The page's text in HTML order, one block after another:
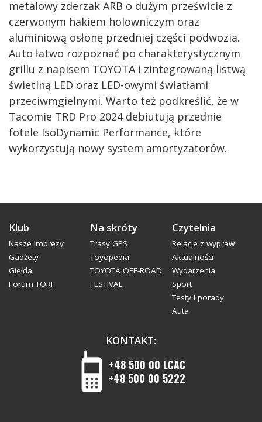
metalowy zderzak ARB o dużym prześwicie z
czerwonym hakiem holowniczym oraz
aluminiową osłonę przedniej części podwozia.
Auto łatwo rozpoznać po charakterystycznym
grillu z napisem TOYOTA i zintegrowaną listwą
świetlną LED oraz LED-owymi światłami
przeciwmgielnymi. Warto też podkreślić, że w
Tacomie TRD Pro 2024 debiutują przednie
fotele IsoDynamic Performance, które
wykorzystują nowy system amortyzatorów.
Klub
Nasze Imprezy
Gadżety
Giełda
Forum TORF
Na skróty
Trasy GPS
Toyopedia
TOYOTA OFF-ROAD
FESTIVAL
Czytelnia
Relacje z wypraw
Aktualności
Wydarzenia
Sport
Testy i porady
Auta
KONTAKT:
+48 500 00 LCAC
+48 500 00 5222